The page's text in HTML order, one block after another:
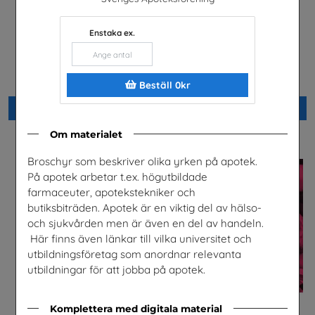
Enstaka ex.
Beställ 0kr
Om materialet
Broschyr som beskriver olika yrken på apotek.
På apotek arbetar t.ex. högutbildade
farmaceuter, apotekstekniker och
butiksbiträden. Apotek är en viktig del av hälso-
och sjukvården men är även en del av handeln.
Här finns även länkar till vilka universitet och
utbildningsföretag som anordnar relevanta
utbildningar för att jobba på apotek.
Komplettera med digitala material
Direkt nr 2/2026
Läkare Utan Gränser
Beställ 0kr
lärarhandledning
Beställ 0kr